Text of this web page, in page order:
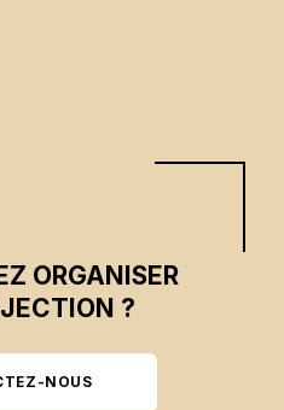
ORGANISER
?
NOUS